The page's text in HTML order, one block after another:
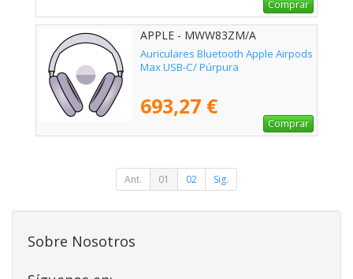
Comprar
APPLE - MWW83ZM/A
Auriculares Bluetooth Apple Airpods
Max USB-C/ Púrpura
693,27 €
Comprar
Ant. 01 02 Sig.
Sobre Nosotros